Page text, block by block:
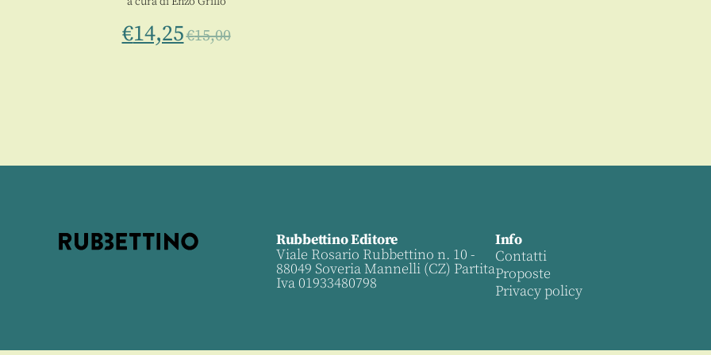
€14,25€15,00
Rubbettino Editore
Viale Rosario Rubbettino n. 10 -
88049 Soveria Mannelli (CZ) Partita
Iva 01933480798
Info
Contatti
Proposte
Privacy policy